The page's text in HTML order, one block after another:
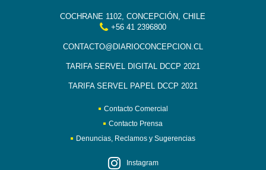
COCHRANE 1102, CONCEPCIÓN, CHILE
+56 41 2396800
CONTACTO@DIARIOCONCEPCION.CL
TARIFA SERVEL DIGITAL DCCP 2021
TARIFA SERVEL PAPEL DCCP 2021
Contacto Comercial
Contacto Prensa
Denuncias, Reclamos y Sugerencias
Instagram